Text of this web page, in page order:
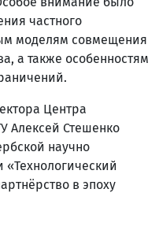
частного
моделям совмещения
а также особенностям
Центра
Алексей Стешенко
научно
в эпоху